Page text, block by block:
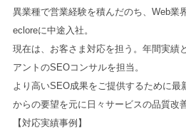
異業種で営業経験を積んだのち、Web業
ecloreに中途入社。
現在は、お客さま対応を担う。年間実績
アントのSEOコンサルを担当。
より高いSEO成果をご提供するために最
からの要望を元に日々サービスの品質改
【対応実績事例】